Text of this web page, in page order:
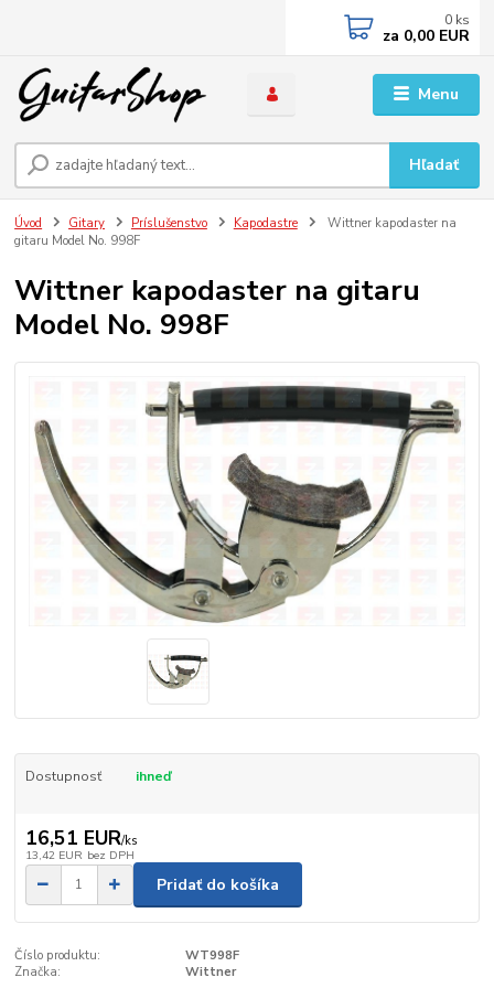
Menu
Hľadať
0 ks
za 0,00 EUR
Úvod Gitary Príslušenstvo Kapodastre
Wittner kapodaster na
gitaru Model No. 998F
Wittner kapodaster na gitaru
Model No. 998F
Dostupnosť ihneď
16,51 EUR/ks
13,42 EUR bez DPH
Pridať do košíka
Číslo produktu:
WT998F
Značka:
Wittner